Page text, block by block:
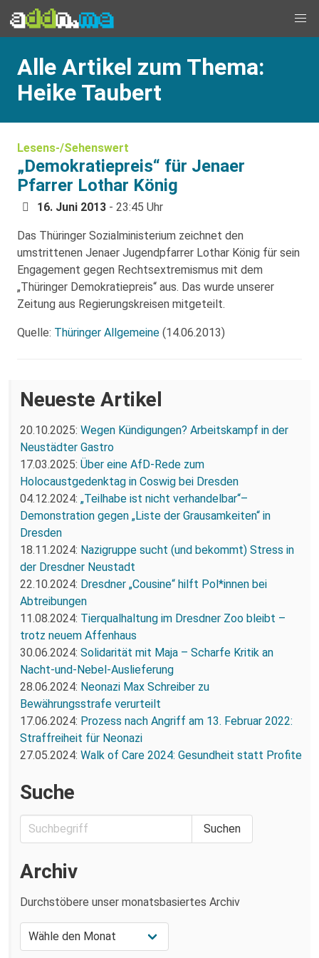
Alle Artikel zum Thema:
Heike Taubert
Lesens-/Sehenswert
„Demokratiepreis“ für Jenaer
Pfarrer Lothar König
16. Juni 2013 - 23:45 Uhr
Das Thüringer Sozialministerium zeichnet den
umstrittenen Jenaer Jugendpfarrer Lothar König für sein
Engagement gegen Rechtsextremismus mit dem
„Thüringer Demokratiepreis“ aus. Das wurde unserer
Zeitung aus Regierungskreisen mitgeteilt.
Quelle: Thüringer Allgemeine (14.06.2013)
Neueste Artikel
20.10.2025: Wegen Kündigungen? Arbeitskampf in der
Neustädter Gastro
17.03.2025: Über eine AfD-Rede zum
Holocaustgedenktag in Coswig bei Dresden
04.12.2024: „Teilhabe ist nicht verhandelbar“–
Demonstration gegen „Liste der Grausamkeiten“ in
Dresden
18.11.2024: Nazigruppe sucht (und bekommt) Stress in
der Dresdner Neustadt
22.10.2024: Dresdner „Cousine“ hilft Pol*innen bei
Abtreibungen
11.08.2024: Tierqualhaltung im Dresdner Zoo bleibt –
trotz neuem Affenhaus
30.06.2024: Solidarität mit Maja – Scharfe Kritik an
Nacht-und-Nebel-Auslieferung
28.06.2024: Neonazi Max Schreiber zu
Bewährungsstrafe verurteilt
17.06.2024: Prozess nach Angriff am 13. Februar 2022:
Straffreiheit für Neonazi
27.05.2024: Walk of Care 2024: Gesundheit statt Profite
Suche
Archiv
Durchstöbere unser monatsbasiertes Archiv